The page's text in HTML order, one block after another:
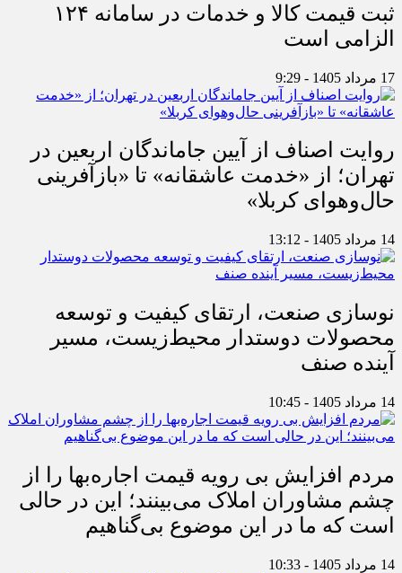
ثبت قیمت کالا و خدمات در سامانه ۱۲۴
الزامی است
17 مرداد 1405 - 9:29
روایت اصناف از آیین جاماندگان اربعین در
تهران؛ از «خدمت عاشقانه» تا «بازآفرینی
حال‌وهوای کربلا»
14 مرداد 1405 - 13:12
نوسازی صنعت، ارتقای کیفیت و توسعه
محصولات دوستدار محیط‌زیست، مسیر
آینده صنف
14 مرداد 1405 - 10:45
مردم افزایش بی رویه قیمت اجاره‌بها را از
چشم مشاوران املاک می‌بینند؛ این در حالی
است که ما در این موضوع بی‌گناهیم
14 مرداد 1405 - 10:33